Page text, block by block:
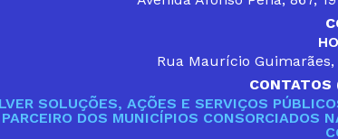
Rua Maurício
SOLUÇÕES, AÇÕES E SERVIÇOS
DOS MUNICÍPIOS CONSORCIADOS